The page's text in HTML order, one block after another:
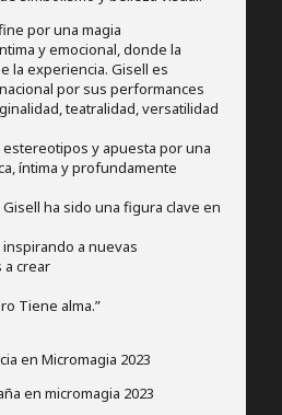
por una magia
y emocional, donde la
la experiencia. Gisell es
por sus performances
teatralidad, versatilidad
estereotipos y apuesta por una
íntima y profundamente
ha sido una figura clave en
a nuevas
a crear
Tiene alma.”
en Micromagia 2023
en micromagia 2023